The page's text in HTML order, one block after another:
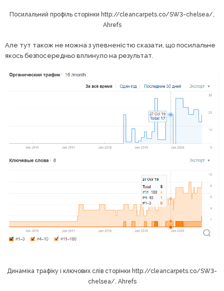
Посилальний профіль сторінки http://cleancarpets.co/SW3-chelsea/,
Ahrefs
Але тут також не можна з упевненістю сказати, що посилальне
якось безпосередньо вплинуло на результат.
Динаміка трафіку і ключових слів сторінки http://cleancarpets.co/SW3-
chelsea/, Ahrefs